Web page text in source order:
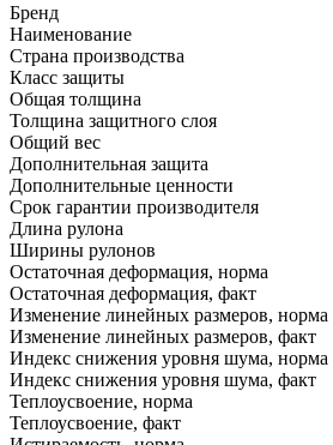
Бренд
Наименование
Страна производства
Класс защиты
Общая толщина
Толщина защитного слоя
Общий вес
Дополнительная защита
Дополнительные ценности
Срок гарантии производителя
Длина рулона
Ширины рулонов
Остаточная деформация, норма
Остаточная деформация, факт
Изменение линейных размеров, норма
Изменение линейных размеров, факт
Индекс снижения уровня шума, норма
Индекс снижения уровня шума, факт
Теплоусвоение, норма
Теплоусвоение, факт